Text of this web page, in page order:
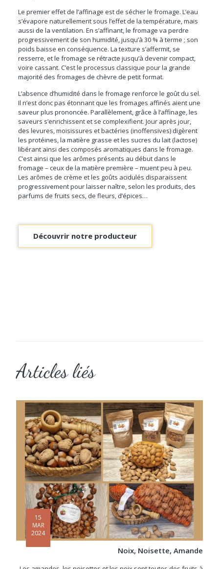
Le premier effet de l’affinage est de sécher le fromage. L’eau
s’évapore naturellement sous l’effet de la température, mais
aussi de la ventilation. En s’affinant, le fromage va perdre
progressivement de son humidité, jusqu’à 30 % à terme ; son
poids baisse en conséquence. La texture s’affermit, se
resserre, et le fromage se rétracte jusqu’à devenir compact,
voire cassant. C’est le processus classique pour la grande
majorité des fromages de chèvre de petit format.
L’absence d’humidité dans le fromage renforce le goût du sel.
Il n’est donc pas étonnant que les fromages affinés aient une
saveur plus prononcée. Parallèlement, grâce à l’affinage, les
saveurs s’enrichissent et se complexifient. Jour après jour,
des levures, moisissures et bactéries (inoffensives) digèrent
les protéines, la matière grasse et les sucres du lait (lactose)
libérant ainsi des composés aromatiques dans le fromage.
C’est ainsi que les arômes présents au début dans le
fromage – ceux de la matière première – muent peu à peu.
Les arômes de crème et les goûts acidulés disparaissent
progressivement pour laisser naître, selon les produits, des
parfums de fruits secs, de fleurs, d’épices…
Découvrir notre producteur
Articles liés
15
MAR
2024
Noix, Noisette, Amande